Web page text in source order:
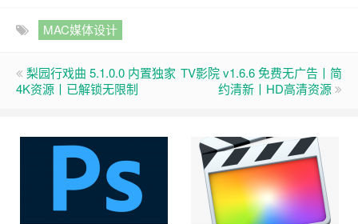
MAC媒体设计
梨园行戏曲 5.1.0.0 内置独家
4K资源丨已解锁无限制
TV影院 v1.6.6 免费无广告丨简
约清新丨HD高清资源